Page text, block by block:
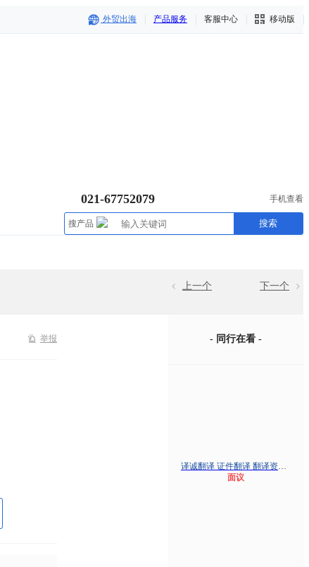
外贸出海 产品服务 客服中心 移动版
021-67752079 手机查看
搜产品 搜索
上一个 下一个
举报 - 同行在看 -
译诚翻译 证件翻译 翻译资质机构出生
面议